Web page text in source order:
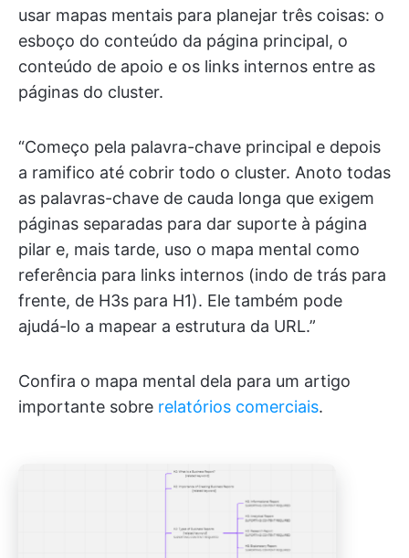
usar mapas mentais para planejar três coisas: o
esboço do conteúdo da página principal, o
conteúdo de apoio e os links internos entre as
páginas do cluster.
“Começo pela palavra-chave principal e depois
a ramifico até cobrir todo o cluster. Anoto todas
as palavras-chave de cauda longa que exigem
páginas separadas para dar suporte à página
pilar e, mais tarde, uso o mapa mental como
referência para links internos (indo de trás para
frente, de H3s para H1). Ele também pode
ajudá-lo a mapear a estrutura da URL.”
Confira o mapa mental dela para um artigo
importante sobre relatórios comerciais.